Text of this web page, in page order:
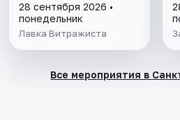
28 сентября 2026 •
понедельник
Лавка Витражиста
Все мероприятия в